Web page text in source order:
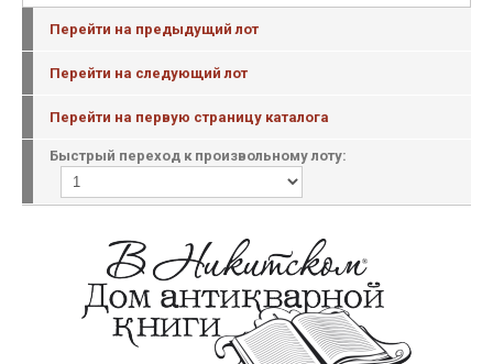
Перейти на предыдущий лот
Перейти на следующий лот
Перейти на первую страницу каталога
Быстрый переход к произвольному лоту: